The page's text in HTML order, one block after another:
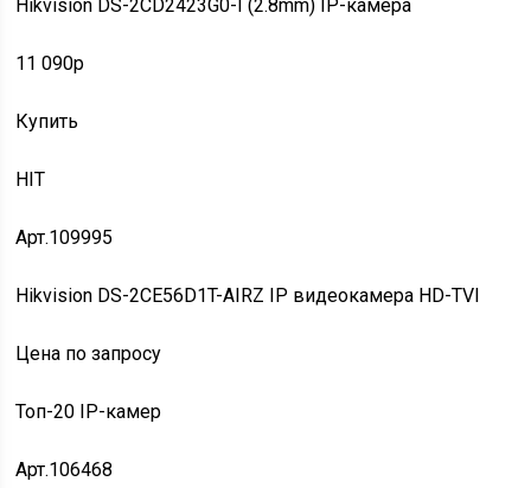
Hikvision DS-2CD2423G0-I (2.8mm) IP-камера
11 090p
Купить
HIT
Арт.109995
Hikvision DS-2CЕ56D1T-AIRZ IP видеокамера HD-TVI
Цена по запросу
Топ-20 IP-камер
Арт.106468